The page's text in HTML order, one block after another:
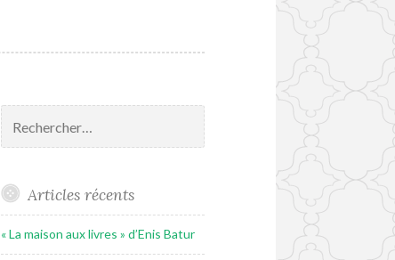
Articles récents
« La maison aux livres » d’Enis Batur